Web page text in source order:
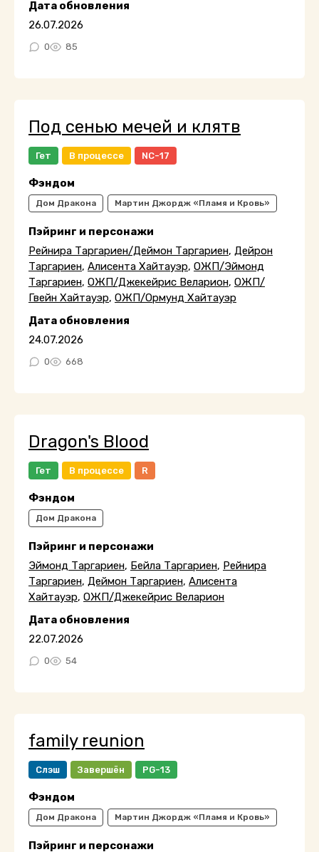
Дата обновления
26.07.2026
0 85
Под сенью мечей и клятв
Гет В процессе NC-17
Фэндом
Дом Дракона Мартин Джордж «Пламя и Кровь»
Пэйринг и персонажи
Рейнира Таргариен/Деймон Таргариен, Дейрон
Таргариен, Алисента Хайтауэр, ОЖП/Эймонд
Таргариен, ОЖП/Джекейрис Веларион, ОЖП/
Гвейн Хайтауэр, ОЖП/Ормунд Хайтауэр
Дата обновления
24.07.2026
0 668
Dragon's Blood
Гет В процессе R
Фэндом
Дом Дракона
Пэйринг и персонажи
Эймонд Таргариен, Бейла Таргариен, Рейнира
Таргариен, Деймон Таргариен, Алисента
Хайтауэр, ОЖП/Джекейрис Веларион
Дата обновления
22.07.2026
0 54
family reunion
Слэш Завершён PG-13
Фэндом
Дом Дракона Мартин Джордж «Пламя и Кровь»
Пэйринг и персонажи